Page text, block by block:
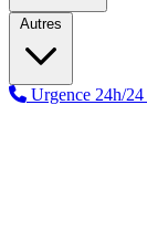
Autres
Urgence 24h/24